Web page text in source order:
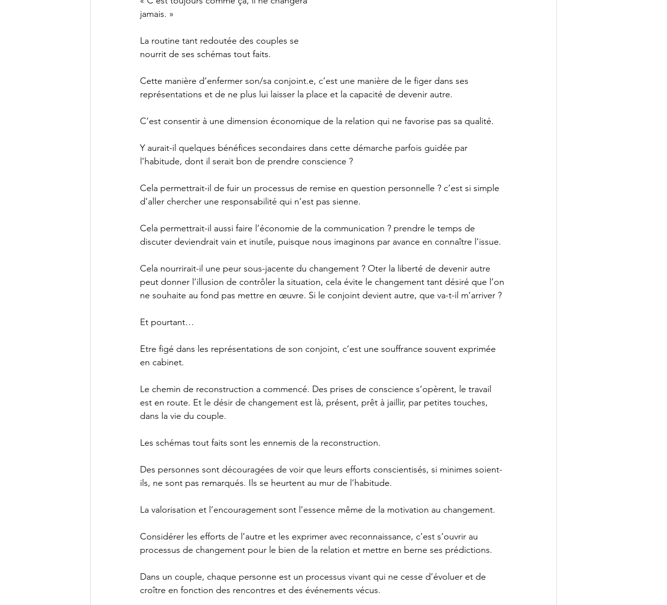
jamais. »
La routine tant redoutée des couples se
nourrit de ses schémas tout faits.
Cette manière d’enfermer son/sa conjoint.e, c’est une manière de le figer dans ses
représentations et de ne plus lui laisser la place et la capacité de devenir autre.
C’est consentir à une dimension économique de la relation qui ne favorise pas sa qualité.
Y aurait-il quelques bénéfices secondaires dans cette démarche parfois guidée par
l’habitude, dont il serait bon de prendre conscience ?
Cela permettrait-il de fuir un processus de remise en question personnelle ? c’est si simple
d’aller chercher une responsabilité qui n’est pas sienne.
Cela permettrait-il aussi faire l’économie de la communication ? prendre le temps de
discuter deviendrait vain et inutile, puisque nous imaginons par avance en connaître l’issue.
Cela nourrirait-il une peur sous-jacente du changement ? Oter la liberté de devenir autre
peut donner l’illusion de contrôler la situation, cela évite le changement tant désiré que l’on
ne souhaite au fond pas mettre en œuvre. Si le conjoint devient autre, que va-t-il m’arriver ?
Et pourtant…
Etre figé dans les représentations de son conjoint, c’est une souffrance souvent exprimée
en cabinet.
Le chemin de reconstruction a commencé. Des prises de conscience s’opèrent, le travail
est en route. Et le désir de changement est là, présent, prêt à jaillir, par petites touches,
dans la vie du couple.
Les schémas tout faits sont les ennemis de la reconstruction.
Des personnes sont découragées de voir que leurs efforts conscientisés, si minimes soient-
ils, ne sont pas remarqués. Ils se heurtent au mur de l’habitude.
La valorisation et l’encouragement sont l’essence même de la motivation au changement.
Considérer les efforts de l’autre et les exprimer avec reconnaissance, c’est s’ouvrir au
processus de changement pour le bien de la relation et mettre en berne ses prédictions.
Dans un couple, chaque personne est un processus vivant qui ne cesse d’évoluer et de
croître en fonction des rencontres et des événements vécus.